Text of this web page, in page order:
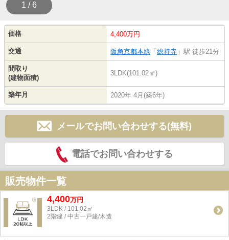
1 / 6
価格 4,400万円
交通 阪急京都本線 「 総持寺 」駅 徒歩21分
間取り
(建物面積)
3LDK(101.02㎡)
築年月 2020年 4月(築6年)
メールでお問い合わせする(無料)
電話でお問い合わせする
販売物件一覧
4,400万円
3LDK / 101.02㎡
2階建 / 中古一戸建/木造